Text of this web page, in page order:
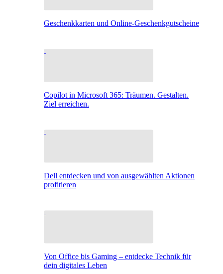
Geschenkkarten und Online-Geschenkgutscheine
Copilot in Microsoft 365: Träumen. Gestalten.
Ziel erreichen.
Dell entdecken und von ausgewählten Aktionen
profitieren
Von Office bis Gaming – entdecke Technik für
dein digitales Leben